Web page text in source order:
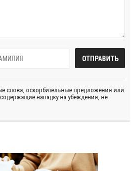
слова, оскорбительные предложения или
нападку на убеждения, не